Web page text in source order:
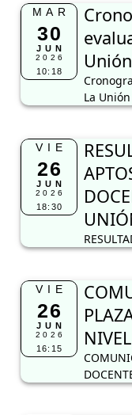
MAR
30
JUN
2026
10:18
Unión
La Unión
VIE
26
JUN
2026
18:30
VIE
26
JUN
2026
16:15